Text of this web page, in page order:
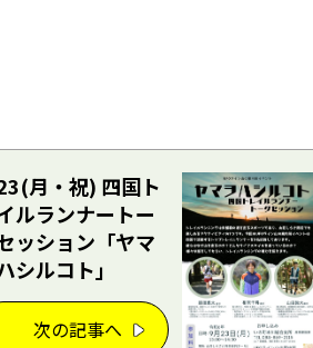
月・祝) 四国ト
ルランナートー
ッション「ヤマ
シルコト」
次の記事へ